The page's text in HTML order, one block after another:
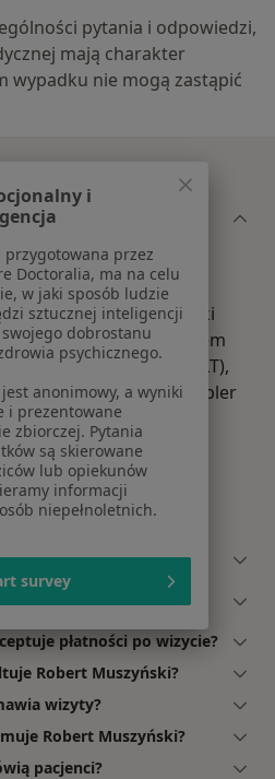
pytania i odpowiedzi,
mają charakter
wypadku nie mogą zastąpić
przez Robert
plastyczny, chirurg
podstawie swojego
Robert Muszyński
Operacja żylaków laserem
żyły odpiszczelowej(EVLT),
Konsultacja + USG doppler
kończyna / 2 układy),
+ USG, operacja
plastyczna brzucha,
Liposukcja, korekta
swój gabinet?
online, bez
w placówce?
płatności po wizycie?
Robert Muszyński?
wizyty?
Robert Muszyński?
pacjenci?
i
przez
Doctoralia, ma na celu
w jaki sposób ludzie
sztucznej inteligencji
dobrostanu
psychicznego.
anonimowy, a wyniki
i prezentowane
zbiorczej. Pytania
są skierowane
lub opiekunów
informacji
niepełnoletnich.
survey